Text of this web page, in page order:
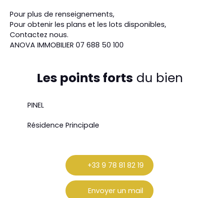
Pour plus de renseignements,
Pour obtenir les plans et les lots disponibles,
Contactez nous.
ANOVA IMMOBILIER 07 688 50 100
Les points forts du bien
PINEL
Résidence Principale
+33 9 78 81 82 19
Envoyer un mail